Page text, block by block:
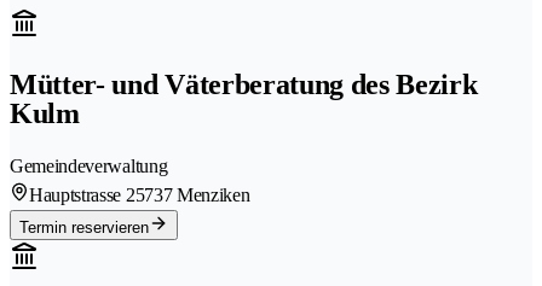
Mütter- und Väterberatung des Bezirk
Kulm
Gemeindeverwaltung
Hauptstrasse 25737 Menziken
Termin reservieren